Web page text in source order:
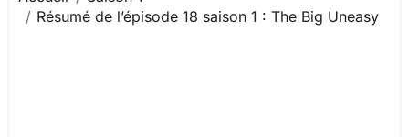
Résumé de l’épisode 18 saison 1 : The Big Uneasy